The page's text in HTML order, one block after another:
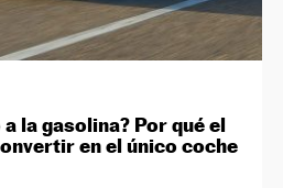
la gasolina? Por qué el
en el único coche